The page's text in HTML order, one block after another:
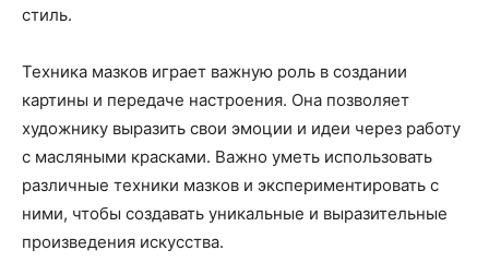
стиль.
Техника мазков играет важную роль в создании
картины и передаче настроения. Она позволяет
художнику выразить свои эмоции и идеи через работу
с масляными красками. Важно уметь использовать
различные техники мазков и экспериментировать с
ними, чтобы создавать уникальные и выразительные
произведения искусства.